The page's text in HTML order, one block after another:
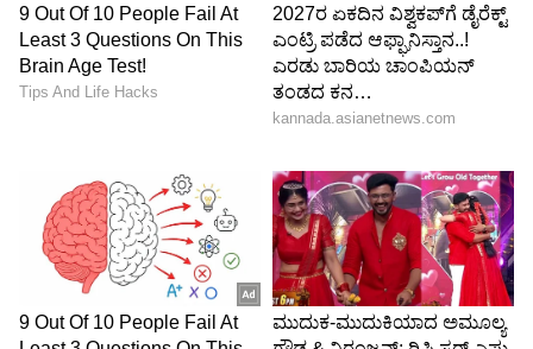
ಜೈಲಿನಲ್ಲಿ ಯಾರೊಂದಿಗೆ ಮಾತನಾಡದ ದರ್ಶನ್
ಬೇಲ್ ನಿರಾಕರಣೆ ಬಳಿ ನಟ ದರ್ಶನ್ ಯಾರ ಬಳಿ
ಮಾತನಾಡದೇ ಜೈಲಿನಲ್ಲಿ ಮೌನಿಯಾಗಿದ್ದಾರೆ. ಕ್ಯಾರಂಟೈನ್
ದೂಡುತ್ತಿದ್ದಾರೆ. ಇತ್ತ ದರ್ಶನ್ ಕೂಡ ಮಾನಸಿಕವಾಗಿ ಕುಗ್ಗಿ
ಹೋಗಿದ್ದಾರೆ. ಬಿಡುಗಡೆ ನಿರೀಕ್ಷಿಸಿದ್ದ ದರ್ಶನ್‌ಗೆ ತೀವ್ರ ಬೇಸರ
ತರಿಸಿದೆ.